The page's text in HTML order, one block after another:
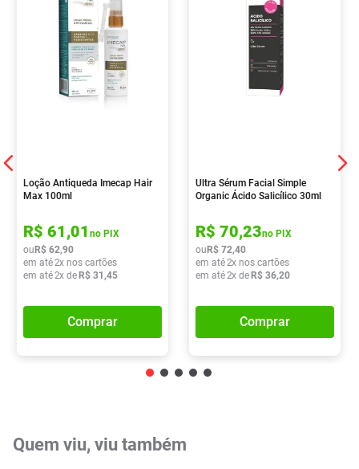
Loção Antiqueda Imecap Hair
Max 100ml
R$ 61,01 no PIX
ou R$ 62,90
em até2x nos cartões
em até2x de R$ 31 ,45
Comprar
Ultra Sérum Facial Simple
Organic Ácido Salicílico 30ml
R$ 70,23no PIX
ou R$ 72,40
em até2x nos cartões
em até2x de R$ 36,20
Comprar
Quem viu, viu também